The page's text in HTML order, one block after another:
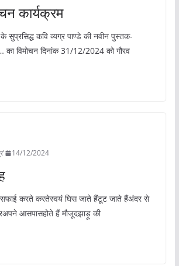
कार्यक्रम
के सुप्रसिद्ध कवि व्यग्र पाण्डे की नवीन पुस्तक-
का विमोचन दिनांक 31/12/2024 को गौरव
14/12/2024
करते करतेस्वयं घिस जाते हैंटूट जाते हैंअंदर से
आसपासहोते हैं मौजूदझाड़ू की